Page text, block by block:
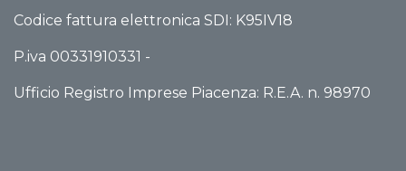
Codice fattura elettronica SDI: K95IV18
P.iva 00331910331 -
Ufficio Registro Imprese Piacenza: R.E.A. n. 98970